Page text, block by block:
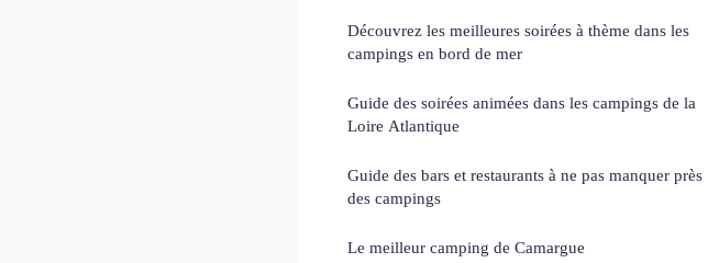
Découvrez les meilleures soirées à thème dans les
campings en bord de mer
Guide des soirées animées dans les campings de la
Loire Atlantique
Guide des bars et restaurants à ne pas manquer près
des campings
Le meilleur camping de Camargue